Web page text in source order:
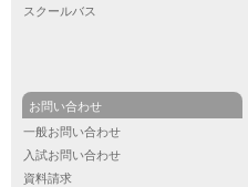
スクールバス
お問い合わせ
一般お問い合わせ
入試お問い合わせ
資料請求